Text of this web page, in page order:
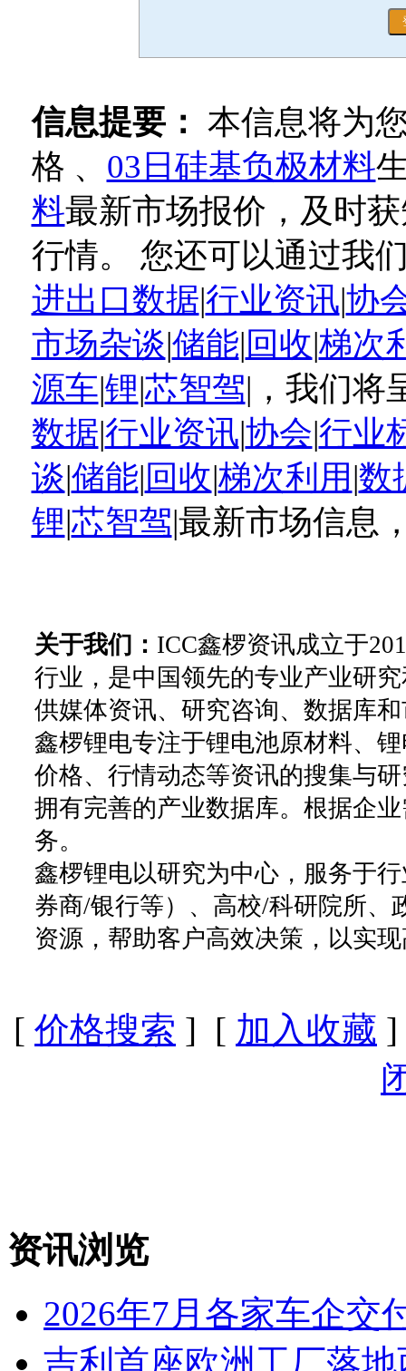
信息提要： 本信息将为
格 、 03日硅基负极材料
料最新市场报价，及时
行情。 您还可以通过我
进出口数据|行业资讯|协
市场杂谈|储能|回收|梯次
源车|锂|芯智驾|，我们将
数据|行业资讯|协会|行业
谈|储能|回收|梯次利用|数
锂|芯智驾|最新市场信息
关于我们： ICC鑫椤资讯成立于
行业，是中国领先的专业产业研
供媒体资讯、研究咨询、数据库
鑫椤锂电专注于锂电池原材料、
价格、行情动态等资讯的搜集与
拥有完善的产业数据库。根据企
务。
鑫椤锂电以研究为中心，服务于
券商/银行等）、高校/科研院所、
资源，帮助客户高效决策，以实
[ 价格搜索 ] [ 加入收藏
资讯浏览
2026年7月各家车企交
吉利首座欧洲工厂落